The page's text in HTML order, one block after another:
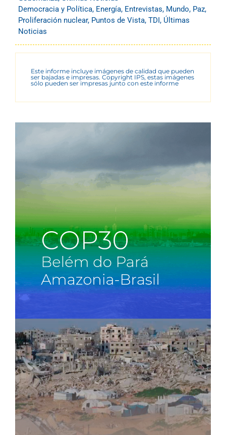
Democracia y Política, Energía, Entrevistas, Mundo, Paz,
Proliferación nuclear, Puntos de Vista, TDI , Últimas
Noticias
Este informe incluye imágenes de calidad que pueden
ser bajadas e impresas. Copyright IPS, estas imágenes
sólo pueden ser impresas junto con este informe